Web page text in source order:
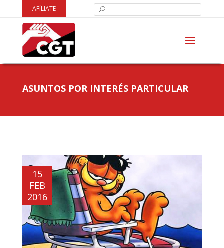
AFÍLIATE
ASUNTOS POR INTERÉS PARTICULAR
15
FEB
2016